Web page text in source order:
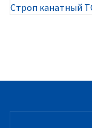
Строп канатный